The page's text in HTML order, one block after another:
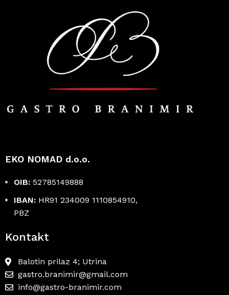
EKO NOMAD d.o.o.
OIB: 52785149888
IBAN: HR91 234009 1110854910,
PBZ
Kontakt
Balotin prilaz 4; Utrina
gastro.branimir@gmail.com
info@gastro-branimir.com